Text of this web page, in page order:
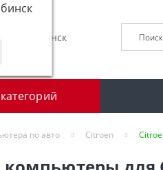
по авто Citroen